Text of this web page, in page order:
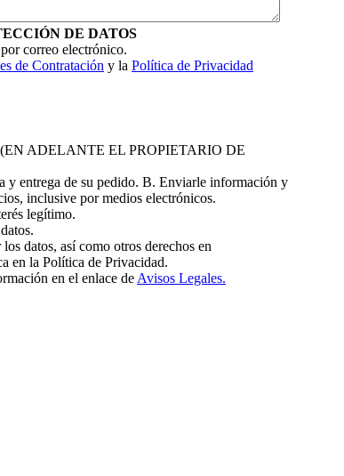
DE DATOS
correo electrónico.
de Contratación y la Política de Privacidad
(EN ADELANTE EL PROPIETARIO DE
y entrega de su pedido. B. Enviarle información y
inclusive por medios electrónicos.
legítimo.
datos, así como otros derechos en
en la Política de Privacidad.
en el enlace de Avisos Legales.